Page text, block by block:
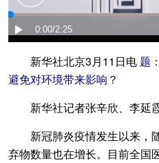
新华社北京3月11日电题
避免对环境带来影响？
新华社记者张辛欣、李延
新冠肺炎疫情发生以来，
弃物数量也在增长。目前全国